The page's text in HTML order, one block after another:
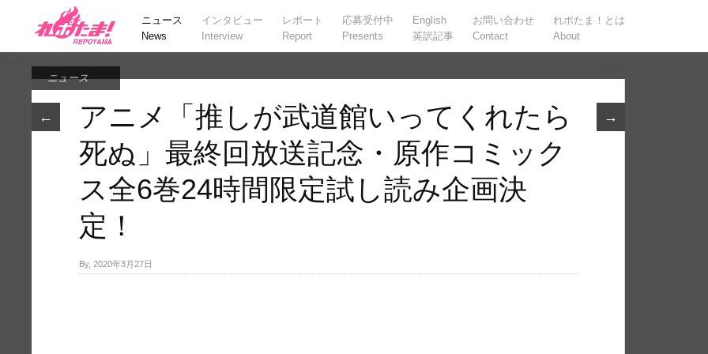
ニュース
News
インタビュー
Interview
レポート
Report
応募受付中
Presents
English
英訳記事
お問い合わせ
Contact
れポたま！とは
About
← →
ニュース
アニメ「推しが武道館いってくれたら
死ぬ」最終回放送記念・原作コミック
ス全6巻24時間限定試し読み企画決
定！
By, 2020年3月27日